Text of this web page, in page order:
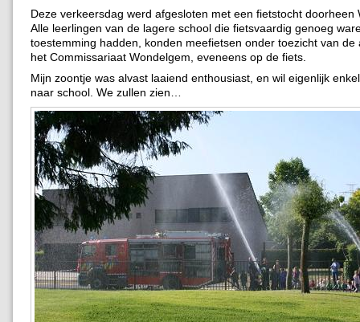
Deze verkeersdag werd afgesloten met een fietstocht doorheen
Alle leerlingen van de lagere school die fietsvaardig genoeg
toestemming hadden, konden meefietsen onder toezicht van de
het Commissariaat Wondelgem, eveneens op de fiets.
Mijn zoontje was alvast laaiend enthousiast, en wil eigenlijk
naar school. We zullen zien…